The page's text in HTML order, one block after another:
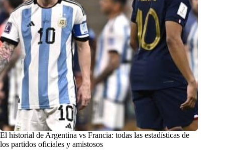
El historial de Argentina vs Francia: todas las estadísticas de
los partidos oficiales y amistosos